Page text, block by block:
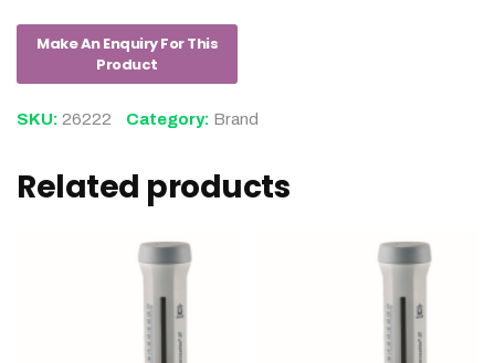
SKU: 26222 Category: Brand
Related products